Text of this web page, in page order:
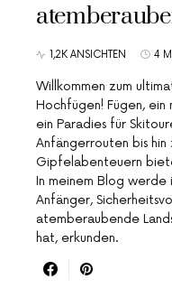
1,2K ANSICHTEN 4
Willkommen zum
Hochfügen! Fügen, ein
ein Paradies für
Anfängerrouten bis hin
Gipfelabenteuern
In meinem Blog
Anfänger,
atemberaubende
hat, erkunden.